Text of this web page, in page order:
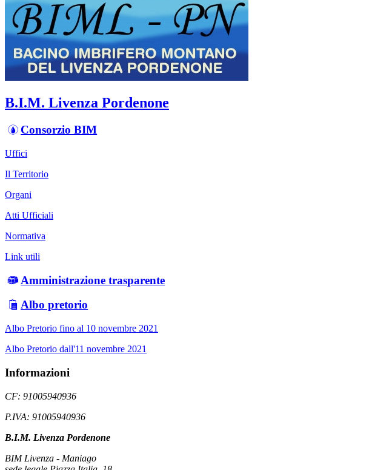
B.I.M. Livenza Pordenone
Consorzio BIM
Uffici
Il Territorio
Organi
Atti Ufficiali
Normativa
Link utili
Amministrazione trasparente
Albo pretorio
Albo Pretorio fino al 10 novembre 2021
Albo Pretorio dall'11 novembre 2021
Informazioni
CF: 91005940936
P.IVA: 91005940936
B.I.M. Livenza Pordenone
BIM Livenza - Maniago